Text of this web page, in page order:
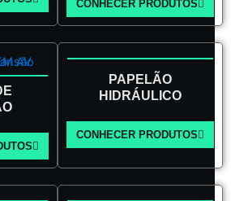
CONHECER PRODUTOS
PAPELÃO
HIDRÁULICO
CONHECER PRODUTOS